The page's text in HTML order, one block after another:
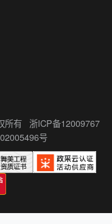
所有 浙ICP备12009767
号